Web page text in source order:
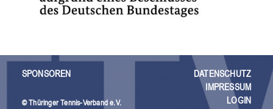
SPONSOREN
DATENSCHUTZ
IMPRESSUM
LOGIN
© Thüringer Tennis-Verband e.V.